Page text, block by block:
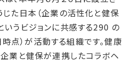
じた日本（企業の活性化と健保
いうビジョンに共感する290 の
点）が活動する組織です。健康
業と健保が連携したコラボヘ